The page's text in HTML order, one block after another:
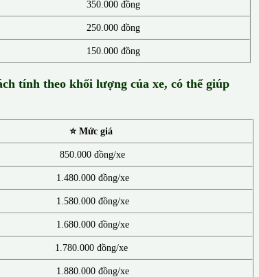
350.000 đồng
250.000 đồng
150.000 đồng
tính theo khối lượng của xe, có thể giúp
⭐ Mức giá
850.000 đồng/xe
1.480.000 đồng/xe
1.580.000 đồng/xe
1.680.000 đồng/xe
1.780.000 đồng/xe
1.880.000 đồng/xe